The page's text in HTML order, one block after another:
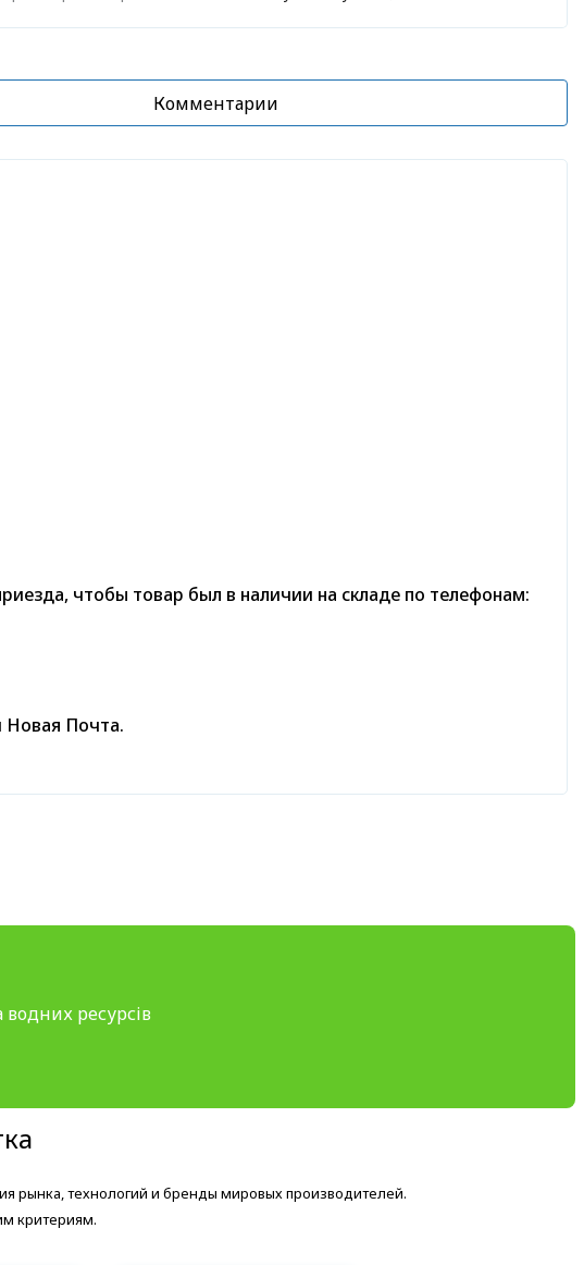
Комментарии
чтобы товар был в наличии на складе по телефонам:
Новая Почта.
водних ресурсів
рынка, технологий и бренды мировых производителей.
критериям.